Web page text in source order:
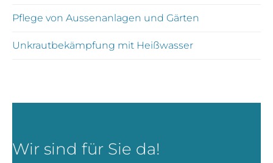
Pflege von Aussenanlagen und Gärten
Unkrautbekämpfung mit Heißwasser
Wir sind für Sie da!